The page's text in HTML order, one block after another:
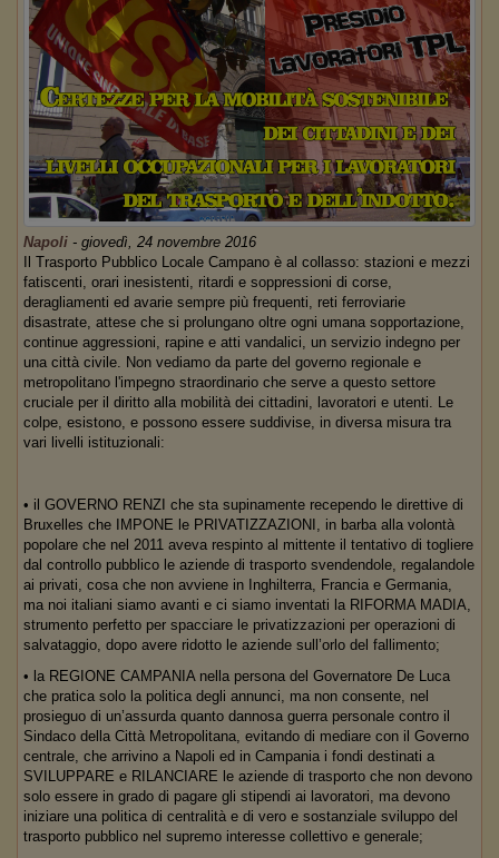
Napoli - giovedì, 24 novembre 2016
Il Trasporto Pubblico Locale Campano è al collasso: stazioni e mezzi
fatiscenti, orari inesistenti, ritardi e soppressioni di corse,
deragliamenti ed avarie sempre più frequenti, reti ferroviarie
disastrate, attese che si prolungano oltre ogni umana sopportazione,
continue aggressioni, rapine e atti vandalici, un servizio indegno per
una città civile. Non vediamo da parte del governo regionale e
metropolitano l'impegno straordinario che serve a questo settore
cruciale per il diritto alla mobilità dei cittadini, lavoratori e utenti. Le
colpe, esistono, e possono essere suddivise, in diversa misura tra
vari livelli istituzionali:
• il GOVERNO RENZI che sta supinamente recependo le direttive di
Bruxelles che IMPONE le PRIVATIZZAZIONI, in barba alla volontà
popolare che nel 2011 aveva respinto al mittente il tentativo di togliere
dal controllo pubblico le aziende di trasporto svendendole, regalandole
ai privati, cosa che non avviene in Inghilterra, Francia e Germania,
ma noi italiani siamo avanti e ci siamo inventati la RIFORMA MADIA,
strumento perfetto per spacciare le privatizzazioni per operazioni di
salvataggio, dopo avere ridotto le aziende sull’orlo del fallimento;
• la REGIONE CAMPANIA nella persona del Governatore De Luca
che pratica solo la politica degli annunci, ma non consente, nel
prosieguo di un’assurda quanto dannosa guerra personale contro il
Sindaco della Città Metropolitana, evitando di mediare con il Governo
centrale, che arrivino a Napoli ed in Campania i fondi destinati a
SVILUPPARE e RILANCIARE le aziende di trasporto che non devono
solo essere in grado di pagare gli stipendi ai lavoratori, ma devono
iniziare una politica di centralità e di vero e sostanziale sviluppo del
trasporto pubblico nel supremo interesse collettivo e generale;